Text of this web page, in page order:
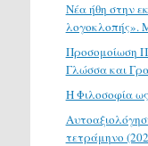
Νέα ήθη στην
λογοκλοπής».
Προσομοίωση
Γλώσσα και
H Φιλοσοφία
τετράμηνο